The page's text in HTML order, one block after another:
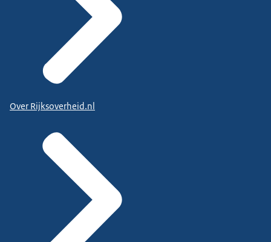
Over Rijksoverheid.nl